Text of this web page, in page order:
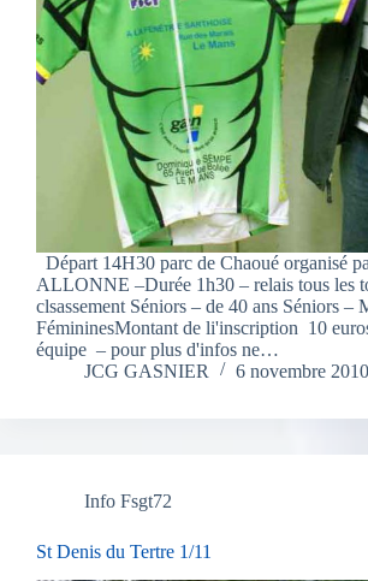
Départ 14H30 parc de Chaoué organisé
ALLONNE –Durée 1h30 – relais tous les
clsassement Séniors – de 40 ans Séniors –
FémininesMontant de li'inscription 10
équipe – pour plus d'infos ne…
JCG GASNIER
6 novembre 2010
Info Fsgt72
St Denis du Tertre 1/11